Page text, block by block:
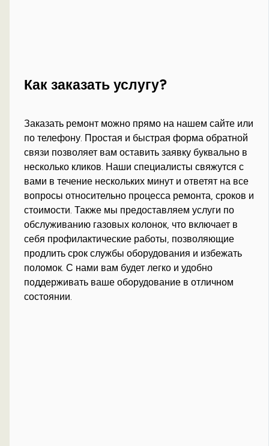
Как заказать услугу?
Заказать ремонт можно прямо на нашем сайте или
по телефону. Простая и быстрая форма обратной
связи позволяет вам оставить заявку буквально в
несколько кликов. Наши специалисты свяжутся с
вами в течение нескольких минут и ответят на все
вопросы относительно процесса ремонта, сроков и
стоимости. Также мы предоставляем услуги по
обслуживанию газовых колонок, что включает в
себя профилактические работы, позволяющие
продлить срок службы оборудования и избежать
поломок. С нами вам будет легко и удобно
поддерживать ваше оборудование в отличном
состоянии.